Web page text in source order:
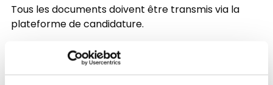
Tous les documents doivent être transmis via la
plateforme de candidature.